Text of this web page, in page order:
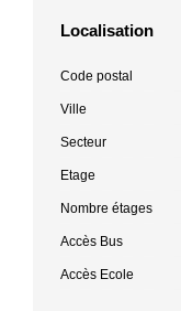
Localisation
Code postal
Ville
Secteur
Etage
Nombre étages
Accès Bus
Accès Ecole